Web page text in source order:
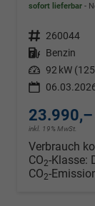
sofort lieferbar
Fahrzeugnr. 260044
Kraftstoff Benzin
Leistung 92 kW
23.990,–
inkl. 19% MwSt.
Verbrauch
CO2-Klasse:
CO2-